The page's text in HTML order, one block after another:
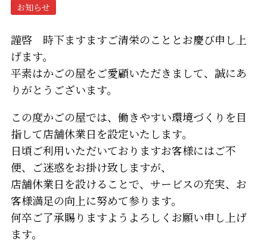
お知らせ
謹啓 時下ますますご清栄のこととお慶び申し上
げます。
平素はかごの屋をご愛顧いただきまして、誠にあ
りがとうございます。
この度かごの屋では、働きやすい環境づくりを目
指して店舗休業日を設定いたします。
日頃ご利用いただいておりますお客様にはご不
便、ご迷惑をお掛け致しますが、
店舗休業日を設けることで、サービスの充実、お
客様満足の向上に努めて参ります。
何卒ご了承賜りますようよろしくお願い申し上げ
ます。